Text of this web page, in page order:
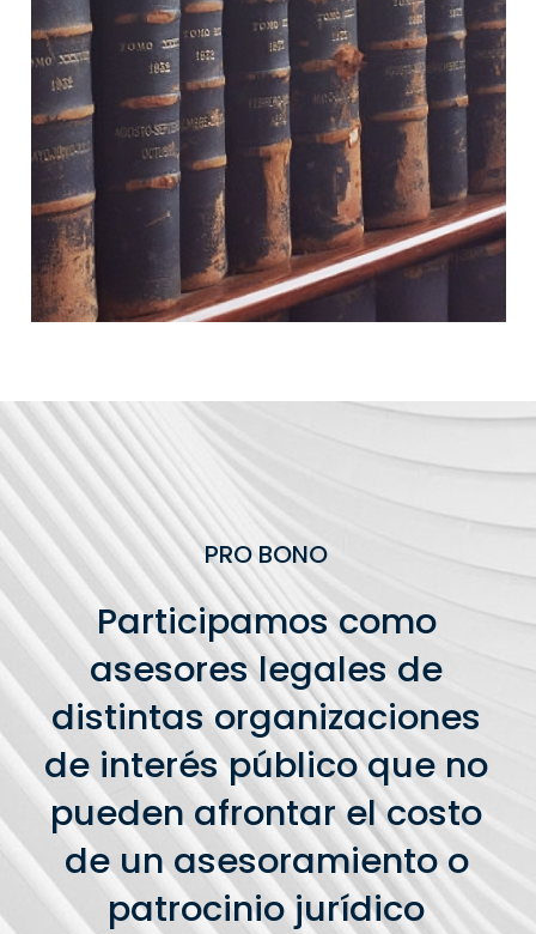
PRO BONO
Participamos como
asesores legales de
distintas organizaciones
de interés público que no
pueden afrontar el costo
de un asesoramiento o
patrocinio jurídico